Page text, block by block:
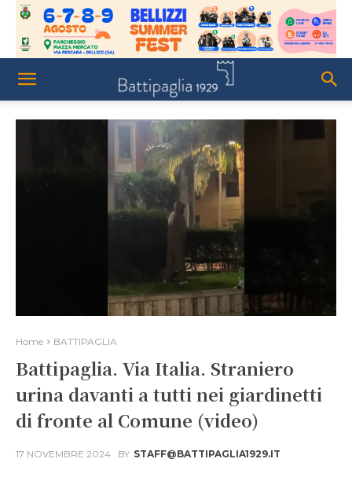
Home BATTIPAGLIA
Battipaglia. Via Italia. Straniero
urina davanti a tutti nei giardinetti
di fronte al Comune (video)
17 NOVEMBRE 2024 BY STAFF@BATTIPAGLIA1929.IT